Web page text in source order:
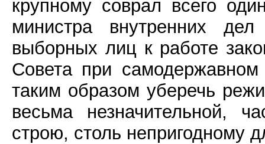
крупному соврал всего
министра внутренних
выборных лиц к работе
Совета при
таким образом уберечь
весьма незначительной,
строю, столь непригодному